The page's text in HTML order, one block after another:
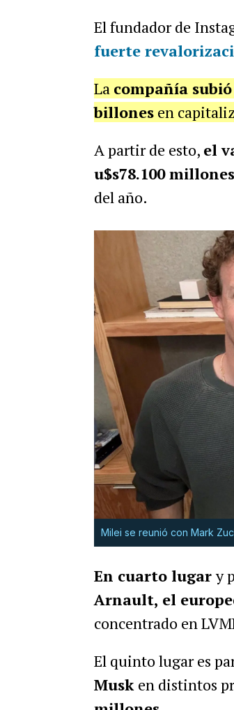
El fundador de
fuerte
La compañía
billonesen
A partir de esto, el
u$s78.100 millones
del año.
Milei se reunió con Mark
En cuarto lugary
Arnault, el
concentrado en
El quinto lugar es
Musk en distintos